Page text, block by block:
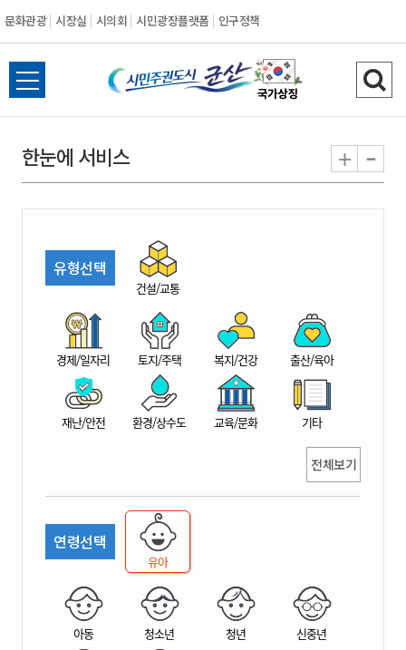
문화관광 시장실 시의회 시민광장플랫폼 인구정책
시
민
권
시
산
전
체
뉴
열
검
색
기
한눈에 서비스 + -
유형선택
건설/교통
경제/일자리 토지/주택 복지/건강 출산/육아
재난/안전 환경/상수도 교육/문화 기타
전체보기
연령선택
유아
아동 청소년 청년 신중년